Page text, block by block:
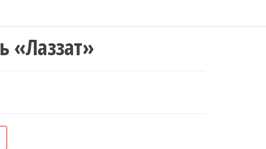
«Лаззат»